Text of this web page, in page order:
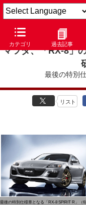
カテゴリ 過去記事
マツダ、「RX-8」
最後の特別
リスト
最後の特別仕様車となる「RX-8 SPIRIT R」（6